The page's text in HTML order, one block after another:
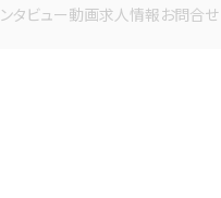
タビュー動画求人情報お問合せ